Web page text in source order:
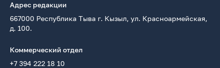
Адрес редакции
667000 Республика Тыва г. Кызыл, ул. Красноармейская,
д. 100.
Коммерческий отдел
+7 394 222 18 10